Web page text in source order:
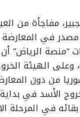
مفاجأة من
في المعارضة
“منصة الرياض”
الهيئة
من دون
الأسد في
في المرحلة